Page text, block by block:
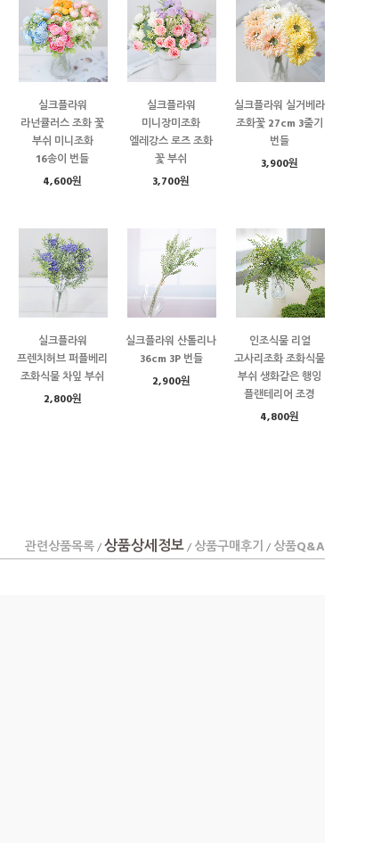
실크플라워
라넌큘러스 조화 꽃
부쉬 미니조화
16송이 번들
4,600원
실크플라워
미니장미조화
엘레강스 로즈 조화
꽃 부쉬
3,700원
실크플라워 실거베라
조화꽃 27cm 3줄기
번들
3,900원
실크플라워
프렌치허브 퍼플베리
조화식물 차잎 부쉬
2,800원
실크플라워 산톨리나
36cm 3P 번들
2,900원
인조식물 리얼
고사리조화 조화식물
부쉬 생화같은 행잉
플랜테리어 조경
4,800원
관련상품목록/상품상세정보/ 상품구매후기 / 상품Q&A